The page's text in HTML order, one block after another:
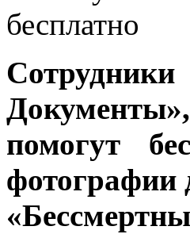
помогут
фотографии